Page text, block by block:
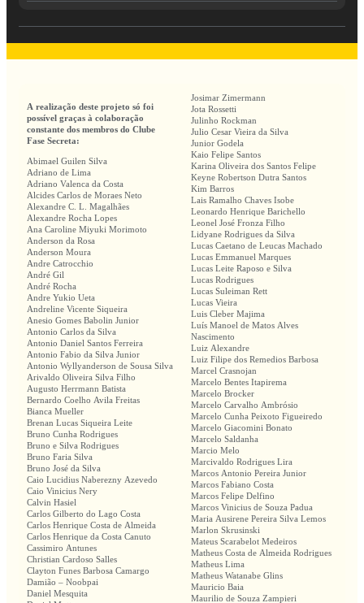
A realização deste projeto só foi
possível graças à colaboração
constante dos membros do Clube
Fase Secreta:
Abimael Guilen Silva
Adriano de Lima
Adriano Valenca da Costa
Alcides Carlos de Moraes Neto
Alexandre C. L. Magalhães
Alexandre Rocha Lopes
Ana Caroline Miyuki Morimoto
Anderson da Rosa
Anderson Moura
Andre Catrocchio
André Gil
André Rocha
Andre Yukio Ueta
Andreline Vicente Siqueira
Anesio Gomes Babolin Junior
Antonio Carlos da Silva
Antonio Daniel Santos Ferreira
Antonio Fabio da Silva Junior
Antonio Wyllyanderson de Sousa Silva
Arivaldo Oliveira Silva Filho
Augusto Herrmann Batista
Bernardo Coelho Avila Freitas
Bianca Mueller
Brenan Lucas Siqueira Leite
Bruno Cunha Rodrigues
Bruno e Silva Rodrigues
Bruno Faria Silva
Bruno José da Silva
Caio Lucidius Naberezny Azevedo
Caio Vinicius Nery
Calvin Hasiel
Carlos Gilberto do Lago Costa
Carlos Henrique Costa de Almeida
Carlos Henrique da Costa Canuto
Cassimiro Antunes
Christian Cardoso Salles
Clayton Funes Barbosa Camargo
Damião – Noobpai
Daniel Mesquita
Josimar Zimermann
Jota Rossetti
Julinho Rockman
Julio Cesar Vieira da Silva
Junior Godela
Kaio Felipe Santos
Karina Oliveira dos Santos Felipe
Keyne Robertson Dutra Santos
Kim Barros
Lais Ramalho Chaves Isobe
Leonardo Henrique Barichello
Leonel José Fronza Filho
Lidyane Rodrigues da Silva
Lucas Caetano de Leucas Machado
Lucas Emmanuel Marques
Lucas Leite Raposo e Silva
Lucas Rodrigues
Lucas Suleiman Rett
Lucas Vieira
Luis Cleber Majima
Luís Manoel de Matos Alves
Nascimento
Luiz Alexandre
Luiz Filipe dos Remedios Barbosa
Marcel Crasnojan
Marcelo Bentes Itapirema
Marcelo Brocker
Marcelo Carvalho Ambrósio
Marcelo Cunha Peixoto Figueiredo
Marcelo Giacomini Bonato
Marcelo Saldanha
Marcio Melo
Marcivaldo Rodrigues Lira
Marcos Antonio Pereira Junior
Marcos Fabiano Costa
Marcos Felipe Delfino
Marcos Vinicius de Souza Padua
Maria Ausirene Pereira Silva Lemos
Marlon Skrusinski
Mateus Scarabelot Medeiros
Matheus Costa de Almeida Rodrigues
Matheus Lima
Matheus Watanabe Glins
Mauricio Baia
Maurilio de Souza Zampieri